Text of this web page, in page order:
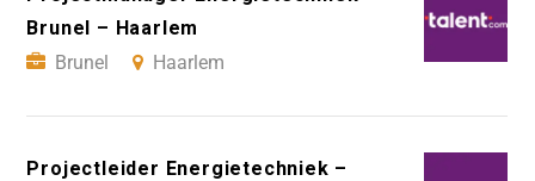
Brunel – Haarlem
Brunel
Haarlem
Projectleider Energietechniek –